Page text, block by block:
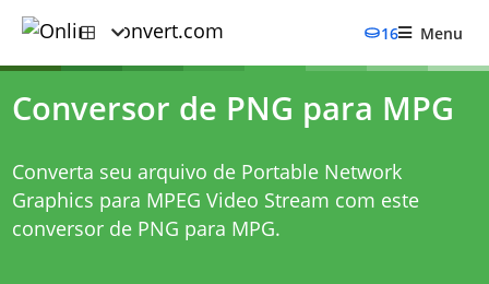
16 Menu
Conversor de PNG para MPG
Converta seu arquivo de Portable Network
Graphics para MPEG Video Stream com este
conversor de PNG para MPG.